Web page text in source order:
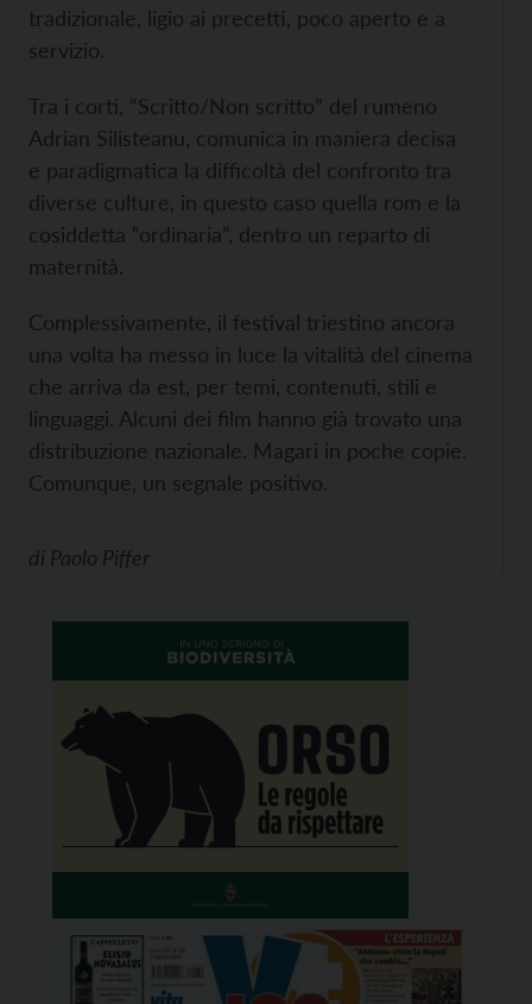
tradizionale, ligio ai precetti, poco aperto e a
servizio.
Tra i corti, “Scritto/Non scritto” del rumeno
Adrian Silisteanu, comunica in maniera decisa
e paradigmatica la difficoltà del confronto tra
diverse culture, in questo caso quella rom e la
cosiddetta “ordinaria”, dentro un reparto di
maternità.
Complessivamente, il festival triestino ancora
una volta ha messo in luce la vitalità del cinema
che arriva da est, per temi, contenuti, stili e
linguaggi. Alcuni dei film hanno già trovato una
distribuzione nazionale. Magari in poche copie.
Comunque, un segnale positivo.
di Paolo Piffer